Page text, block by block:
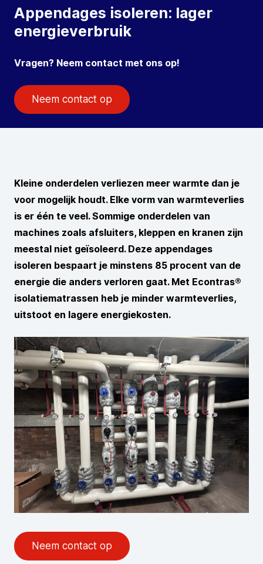
Appendages isoleren: lager
energieverbruik
Vragen? Neem contact met ons op!
Neem contact op
Kleine onderdelen verliezen meer warmte dan je
voor mogelijk houdt. Elke vorm van warmteverlies
is er één te veel. Sommige onderdelen van
machines zoals afsluiters, kleppen en kranen zijn
meestal niet geïsoleerd. Deze appendages
isoleren bespaart je minstens 85 procent van de
energie die anders verloren gaat. Met Econtras®
isolatiematrassen heb je minder warmteverlies,
uitstoot en lagere energiekosten.
Neem contact op